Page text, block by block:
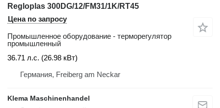
Regloplas 300DG/12/FM31/1K/RT45
Цена по запросу
Промышленное оборудование - терморегулятор
промышленный
36.71 л.с. (26.98 кВт)
Германия, Freiberg am Neckar
Klema Maschinenhandel